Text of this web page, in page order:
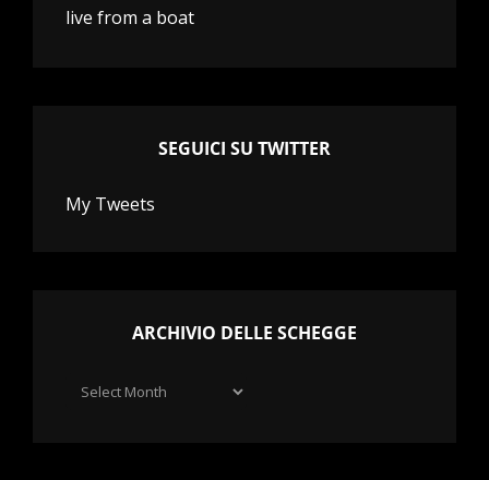
live from a boat
SEGUICI SU TWITTER
My Tweets
ARCHIVIO DELLE SCHEGGE
Archivio